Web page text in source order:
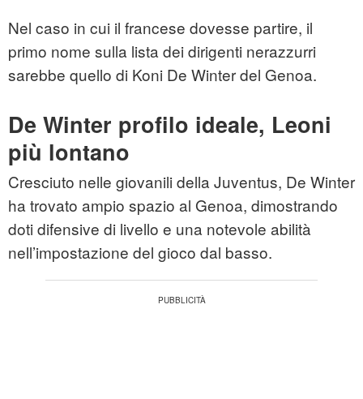
Nel caso in cui il francese dovesse partire, il
primo nome sulla lista dei dirigenti nerazzurri
sarebbe quello di Koni De Winter del Genoa.
De Winter profilo ideale, Leoni
più lontano
Cresciuto nelle giovanili della Juventus, De Winter
ha trovato ampio spazio al Genoa, dimostrando
doti difensive di livello e una notevole abilità
nell’impostazione del gioco dal basso.